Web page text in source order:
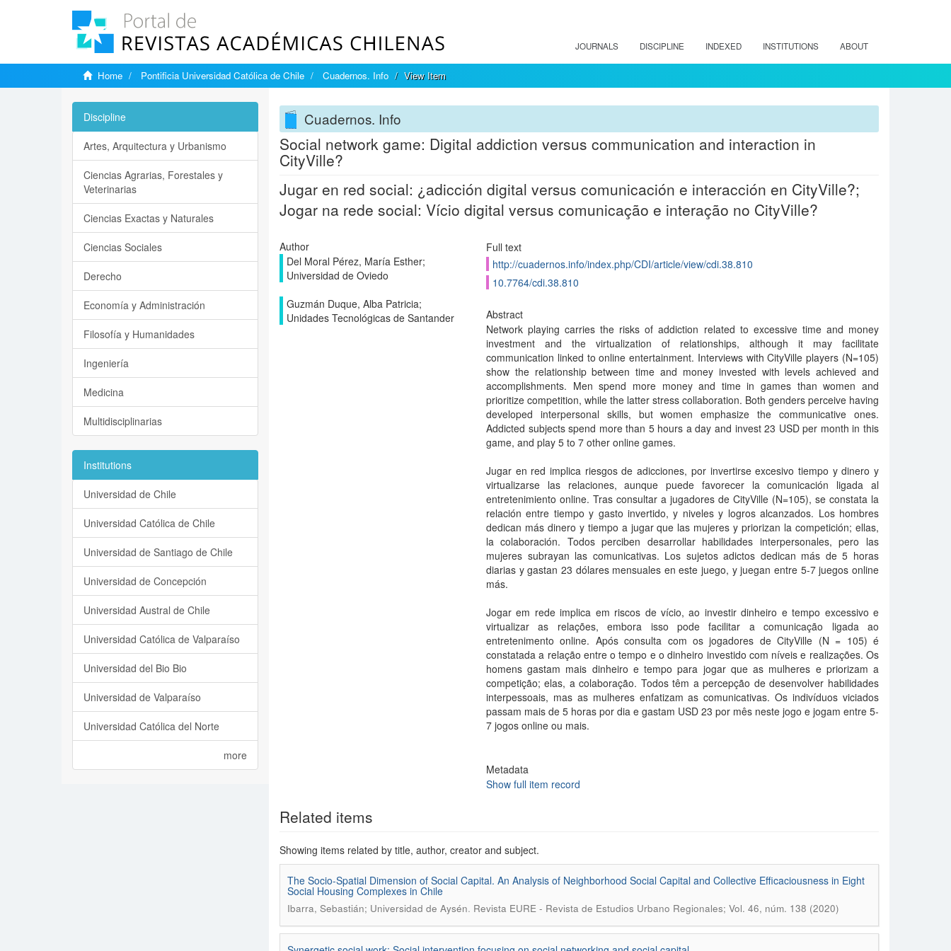
JOURNALS DISCIPLINE INDEXED INSTITUTIONS ABOUT
Home Pontificia Universidad Católica de Chile Cuadernos. Info View Item
Cuadernos. Info
Social network game: Digital addiction versus communication and interaction in
CityVille?
Jugar en red social: ¿adicción digital versus comunicación e interacción en CityVille?;
Jogar na rede social: Vício digital versus comunicação e interação no CityVille?
Author
Del Moral Pérez, María Esther;
Universidad de Oviedo
Guzmán Duque, Alba Patricia;
Unidades Tecnológicas de Santander
Full text
http://cuadernos.info/index.php/CDI/article/view/cdi.38.810
10.7764/cdi.38.810
Abstract
Network playing carries the risks of addiction related to excessive time and money
investment and the virtualization of relationships, although it may facilitate
communication linked to online entertainment. Interviews with CityVille players (N=105)
show the relationship between time and money invested with levels achieved and
accomplishments. Men spend more money and time in games than women and
prioritize competition, while the latter stress collaboration. Both genders perceive having
developed interpersonal skills, but women emphasize the communicative ones.
Addicted subjects spend more than 5 hours a day and invest 23 USD per month in this
game, and play 5 to 7 other online games.
Jugar en red implica riesgos de adicciones, por invertirse excesivo tiempo y dinero y
virtualizarse las relaciones, aunque puede favorecer la comunicación ligada al
entretenimiento online. Tras consultar a jugadores de CityVille (N=105), se constata la
relación entre tiempo y gasto invertido, y niveles y logros alcanzados. Los hombres
dedican más dinero y tiempo a jugar que las mujeres y priorizan la competición; ellas,
la colaboración. Todos perciben desarrollar habilidades interpersonales, pero las
mujeres subrayan las comunicativas. Los sujetos adictos dedican más de 5 horas
diarias y gastan 23 dólares mensuales en este juego, y juegan entre 5-7 juegos online
más.
Jogar em rede implica em riscos de vício, ao investir dinheiro e tempo excessivo e
virtualizar as relações, embora isso pode facilitar a comunicação ligada ao
entretenimento online. Após consulta com os jogadores de CityVille (N = 105) é
constatada a relação entre o tempo e o dinheiro investido com níveis e realizações. Os
homens gastam mais dinheiro e tempo para jogar que as mulheres e priorizam a
competição; elas, a colaboração. Todos têm a percepção de desenvolver habilidades
interpessoais, mas as mulheres enfatizam as comunicativas. Os indivíduos viciados
passam mais de 5 horas por dia e gastam USD 23 por mês neste jogo e jogam entre 5-
7 jogos online ou mais.
Metadata
Show full item record
Related items
Showing items related by title, author, creator and subject.
The Socio-Spatial Dimension of Social Capital. An Analysis of Neighborhood Social Capital and Collective Efficaciousness in Eight
Social Housing Complexes in Chile
Ibarra, Sebastián; Universidad de Aysén. Revista EURE - Revista de Estudios Urbano Regionales; Vol. 46, núm. 138 (2020)
Discipline
Artes, Arquitectura y Urbanismo
Ciencias Agrarias, Forestales y
Veterinarias
Ciencias Exactas y Naturales
Ciencias Sociales
Derecho
Economía y Administración
Filosofía y Humanidades
Ingeniería
Medicina
Multidisciplinarias
Institutions
Universidad de Chile
Universidad Católica de Chile
Universidad de Santiago de Chile
Universidad de Concepción
Universidad Austral de Chile
Universidad Católica de Valparaíso
Universidad del Bio Bio
Universidad de Valparaíso
Universidad Católica del Norte
more